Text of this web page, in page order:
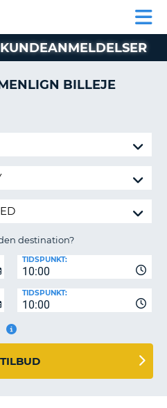
BILLEJE
destination?
10:00
TIDSPUNKT:
10:00
TIDSPUNKT: